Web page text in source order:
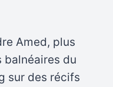
Amed, plus
balnéaires du
sur des récifs